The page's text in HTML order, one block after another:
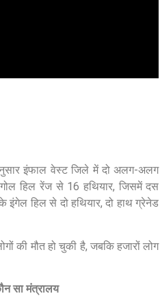
इंफाल वेस्ट जिले में दो अलग-अलग
हिल रेंज से 16 हथियार, जिसमें दस
इंगेल हिल से दो हथियार, दो हाथ ग्रेनेड
की मौत हो चुकी है, जबकि हजारों लोग
सा मंत्रालय